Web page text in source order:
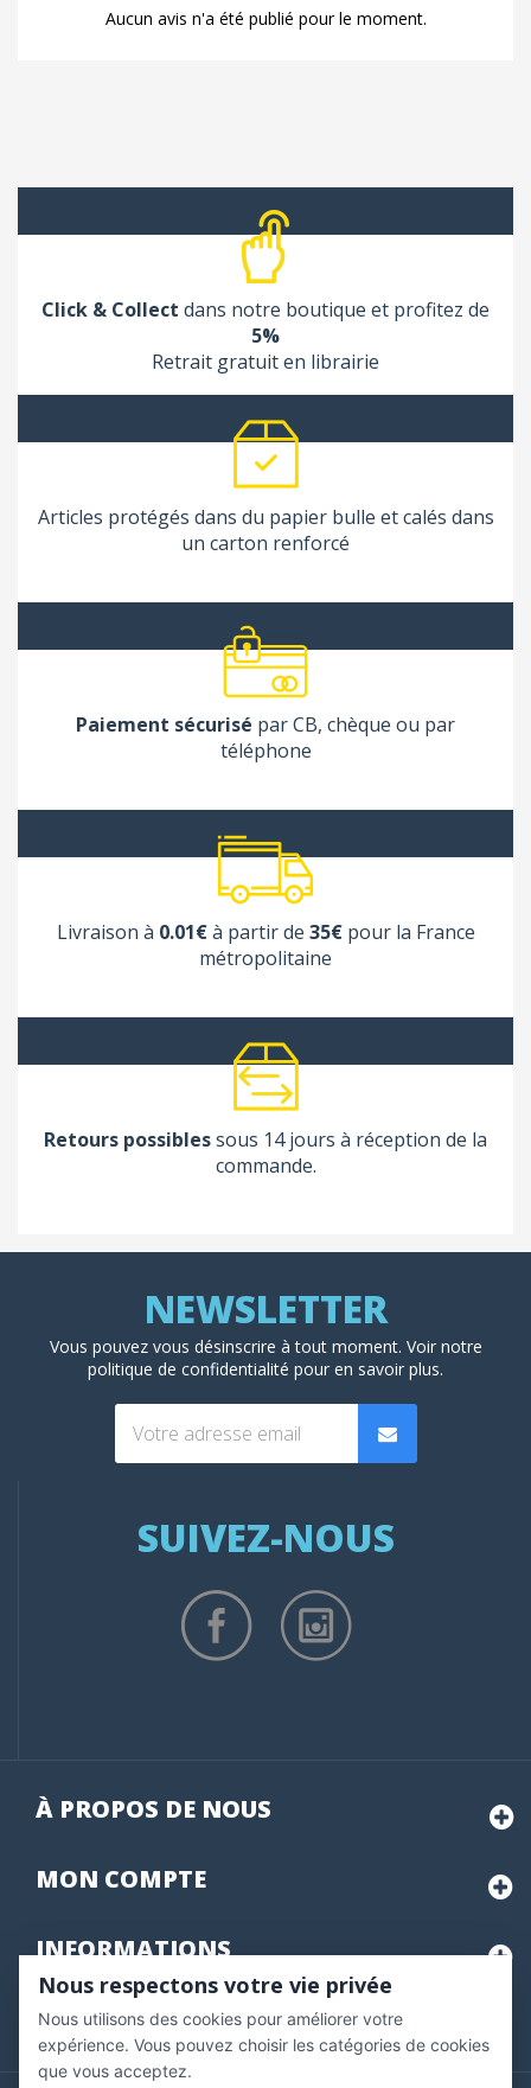
Aucun avis n'a été publié pour le moment.
Click & Collect dans notre boutique et profitez de
5%
Retrait gratuit en librairie
Articles protégés dans du papier bulle et calés dans
un carton renforcé
Paiement sécurisé par CB, chèque ou par
téléphone
Livraison à 0.01€à partir de 35€pour la France
métropolitaine
Retours possiblessous 14 jours à réception de la
commande.
Vous pouvez vous désinscrire à tout moment. Voir notre
politique de confidentialité pour en savoir plus.
SUIVEZ-NOUS
À PROPOS DE NOUS
MON COMPTE
INFORMATIONS
Marchand approuvé par la Société des Avis Garantis,
pour vérifier .
Nous respectons votre vie privée
Nous utilisons des cookies pour améliorer votre
expérience. Vous pouvez choisir les catégories de cookies
que vous acceptez.